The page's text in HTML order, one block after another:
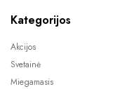
Kategorijos
Akcijos
Svetainė
Miegamasis